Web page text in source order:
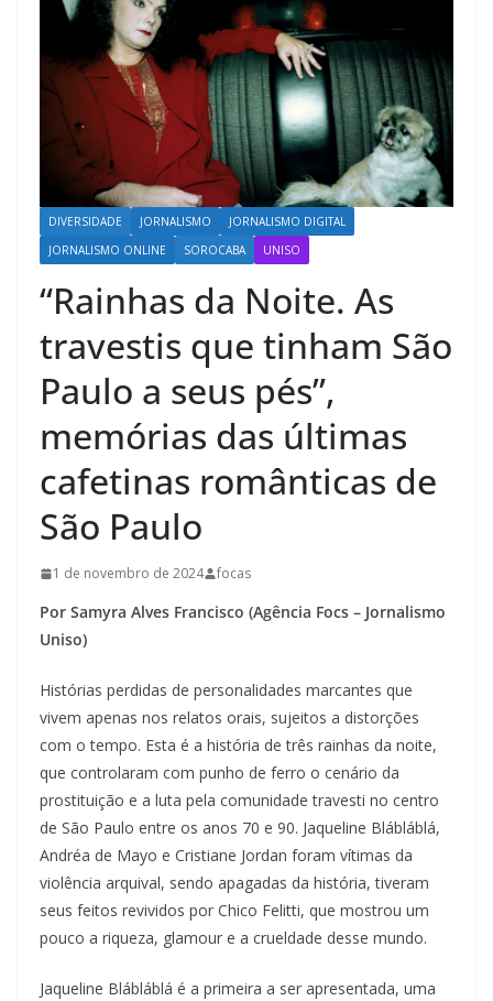
DIVERSIDADE JORNALISMO
JORNALISMO DIGITAL
JORNALISMO ONLINE
SOROCABA UNISO
“Rainhas da Noite. As
travestis que tinham São
Paulo a seus pés”,
memórias das últimas
cafetinas românticas de
São Paulo
1 de novembro de 2024 focas
Por Samyra Alves Francisco (Agência Focs – Jornalismo
Uniso)
Histórias perdidas de personalidades marcantes que
vivem apenas nos relatos orais, sujeitos a distorções
com o tempo. Esta é a história de três rainhas da noite,
que controlaram com punho de ferro o cenário da
prostituição e a luta pela comunidade travesti no centro
de São Paulo entre os anos 70 e 90. Jaqueline Blábláblá,
Andréa de Mayo e Cristiane Jordan foram vítimas da
violência arquival, sendo apagadas da história, tiveram
seus feitos revividos por Chico Felitti, que mostrou um
pouco a riqueza, glamour e a crueldade desse mundo.
Jaqueline Blábláblá é a primeira a ser apresentada, uma